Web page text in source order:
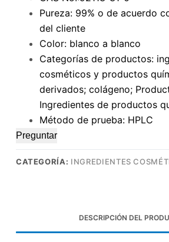
Pureza: 99% o de acuerdo
del cliente
Color: blanco a blanco
Categorías de productos:
cosméticos y productos
derivados; colágeno;
Ingredientes de productos
Método de prueba: HPLC
Preguntar
CATEGORÍA: INGREDIENTES
DESCRIPCIÓN DEL